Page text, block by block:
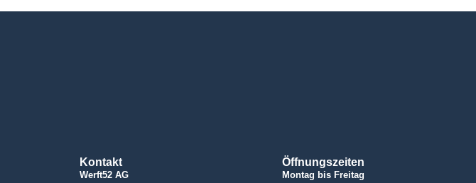
Kontakt
Werft52 AG
Öffnungszeiten
Montag bis Freitag